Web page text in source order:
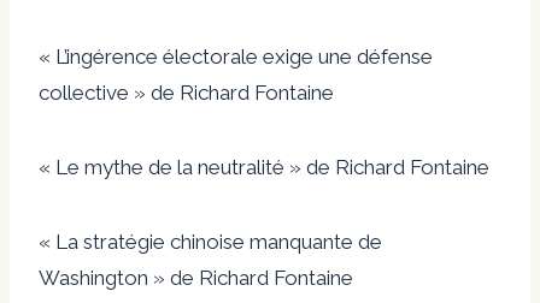
« L’ingérence électorale exige une défense
collective » de Richard Fontaine
« Le mythe de la neutralité » de Richard Fontaine
« La stratégie chinoise manquante de
Washington » de Richard Fontaine